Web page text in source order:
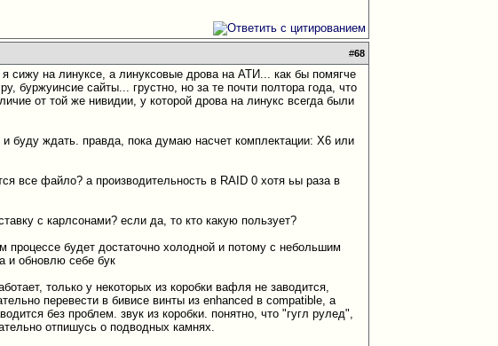
#68
сижу на линуксе, а линуксовые дрова на АТИ... как бы помягче
буржуинсие сайты... грустно, но за те почти полтора года, что
от той же нивидии, у которой дрова на линукс всегда были
буду ждать. правда, пока думаю насчет комплектации: Х6 или
все файло? а производительность в RAID 0 хотя ьы раза в
с карлсонами? если да, то кто какую пользует?
процессе будет достаточно холодной и потому с небольшим
и обновлю себе бук
только у некоторых из коробки вафля не заводится,
перевести в бивисе винты из enhanced в compatible, а
без проблем. звук из коробки. понятно, что "гугл рулед",
отпишусь о подводных камнях.